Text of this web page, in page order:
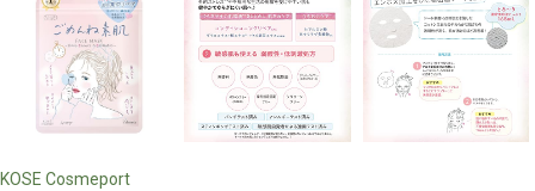
KOSE Cosmeport